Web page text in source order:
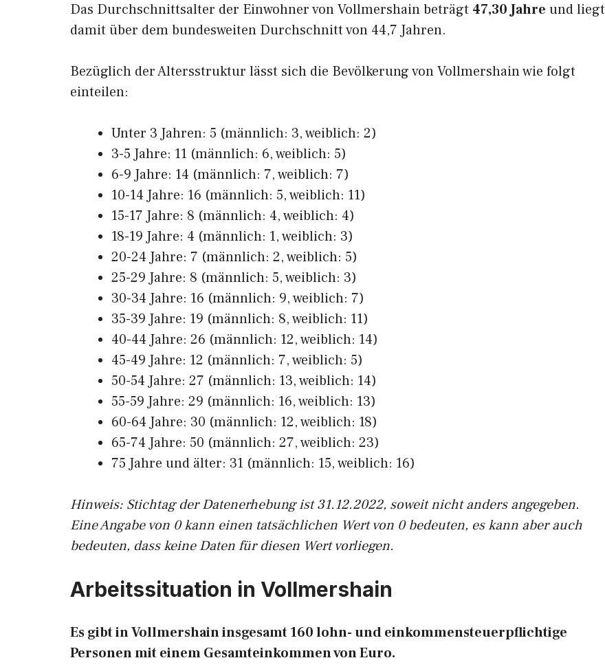
Das Durchschnittsalter der Einwohner von Vollmershain beträgt 47,30 Jahre und liegt
damit über dem bundesweiten Durchschnitt von 44,7 Jahren.
Bezüglich der Altersstruktur lässt sich die Bevölkerung von Vollmershain wie folgt
einteilen:
Unter 3 Jahren: 5 (männlich: 3, weiblich: 2)
3-5 Jahre: 11 (männlich: 6, weiblich: 5)
6-9 Jahre: 14 (männlich: 7, weiblich: 7)
10-14 Jahre: 16 (männlich: 5, weiblich: 11)
15-17 Jahre: 8 (männlich: 4, weiblich: 4)
18-19 Jahre: 4 (männlich: 1, weiblich: 3)
20-24 Jahre: 7 (männlich: 2, weiblich: 5)
25-29 Jahre: 8 (männlich: 5, weiblich: 3)
30-34 Jahre: 16 (männlich: 9, weiblich: 7)
35-39 Jahre: 19 (männlich: 8, weiblich: 11)
40-44 Jahre: 26 (männlich: 12, weiblich: 14)
45-49 Jahre: 12 (männlich: 7, weiblich: 5)
50-54 Jahre: 27 (männlich: 13, weiblich: 14)
55-59 Jahre: 29 (männlich: 16, weiblich: 13)
60-64 Jahre: 30 (männlich: 12, weiblich: 18)
65-74 Jahre: 50 (männlich: 27, weiblich: 23)
75 Jahre und älter: 31 (männlich: 15, weiblich: 16)
Hinweis: Stichtag der Datenerhebung ist 31.12.2022, soweit nicht anders angegeben.
Eine Angabe von 0 kann einen tatsächlichen Wert von 0 bedeuten, es kann aber auch
bedeuten, dass keine Daten für diesen Wert vorliegen.
Arbeitssituation in Vollmershain
Es gibt in Vollmershain insgesamt 160 lohn- und einkommensteuerpflichtige
Personen mit einem Gesamteinkommen von Euro.